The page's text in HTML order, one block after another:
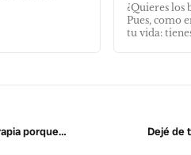
¿Quieres los
Pues, como
tu vida:
porque… Dejé de